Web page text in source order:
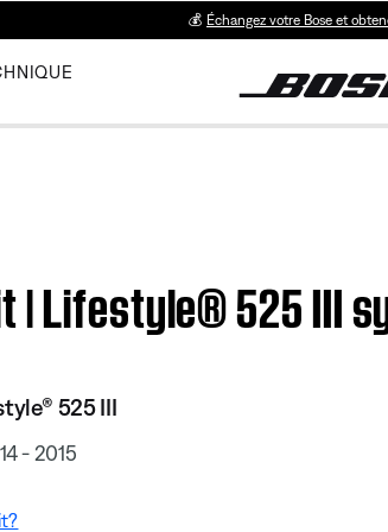
💰 Échangez votre Bose et
| Lifestyle® 525 III
525 III
- 2015